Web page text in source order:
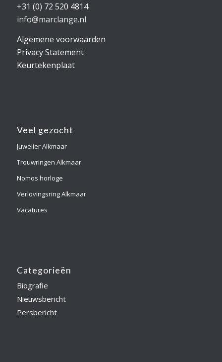
+31 (0) 72 520 4814
info@marclange.nl
Algemene voorwaarden
Privacy Statement
Keurtekenplaat
Veel gezocht
Juwelier Alkmaar
Trouwringen Alkmaar
Nomos horloge
Verlovingsring Alkmaar
Vacatures
Categorieën
Biografie
Nieuwsbericht
Persbericht